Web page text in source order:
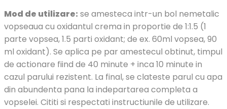
Mod de utilizare: se amesteca intr-un bol nemetalic
vopseaua cu oxidantul crema in proportie de 1:1.5 (1
parte vopsea, 1.5 parti oxidant; de ex. 60ml vopsea, 90
ml oxidant). Se aplica pe par amestecul obtinut, timpul
de actionare fiind de 40 minute + inca 10 minute in
cazul parului rezistent. La final, se clateste parul cu apa
din abundenta pana la indepartarea completa a
vopselei. Cititi si respectati instructiunile de utilizare.